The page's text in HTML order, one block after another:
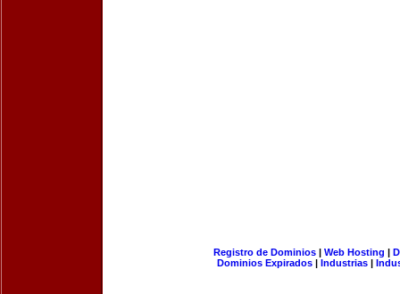
Registro de Dominios| Web Hosting |
Dominios Expirados | Industrias |